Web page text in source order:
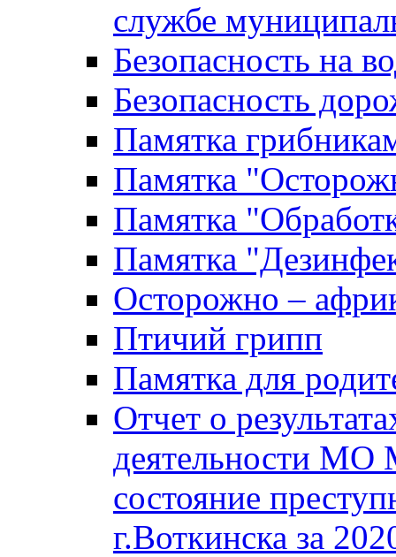
службе
Безопасность на
Безопасность
Памятка
Памятка
Памятка
Памятка
Осторожно –
Птичий грипп
Памятка для
Отчет о
деятельности МО
состояние
г.Воткинска за